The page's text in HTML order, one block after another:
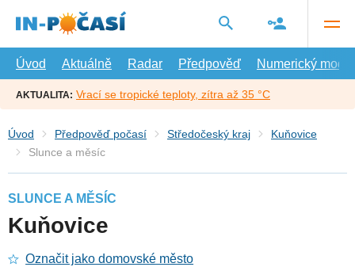
hlavní
Úvod
Aktuálně Radar Předpověď Numerický model
AKTUALITA: Vrací se tropické teploty, zítra až 35 °C
Úvod Předpověď počasí Středočeský kraj
Kuňovice
Slunce a měsíc
SLUNCE A MĚSÍC
Kuňovice
Označit jako domovské město